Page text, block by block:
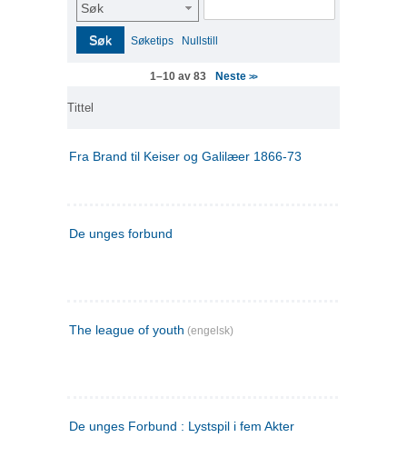
Søk
Søk Søketips Nullstill
1–10 av 83 Neste>>
Tittel
Fra Brand til Keiser og Galilæer 1866-73
De unges forbund
The league of youth (engelsk)
De unges Forbund : Lystspil i fem Akter